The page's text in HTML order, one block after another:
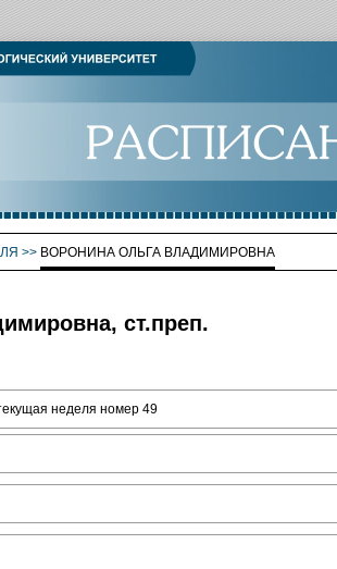
>> ВОРОНИНА ОЛЬГА ВЛАДИМИРОВНА
ст.преп.
неделя номер 49